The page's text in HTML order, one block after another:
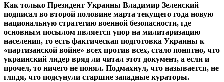
Как только Президент Украины Владимир Зеленский
подписал во второй половине марта текущего года новую
национальную стратегию военной безопасности, где
основным посылом является упор на милитаризацию
населения, то есть фактическая подготовка Украины к
«партизанской войне» всех против всех, стало понятно, что
украинский лидер вряд ли читал этот документ, а если и
прочел, то ничего не понял. Подмахнул, что называется, не
глядя, что подсунули старшие западные кураторы.